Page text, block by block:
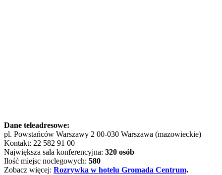
Dane teleadresowe:
pl. Powstańców Warszawy 2 00-030 Warszawa (mazowieckie)
Kontakt: 22 582 91 00
Największa sala konferencyjna: 320 osób
Ilość miejsc noclegowych: 580
Zobacz więcej: Rozrywka w hotelu Gromada Centrum.